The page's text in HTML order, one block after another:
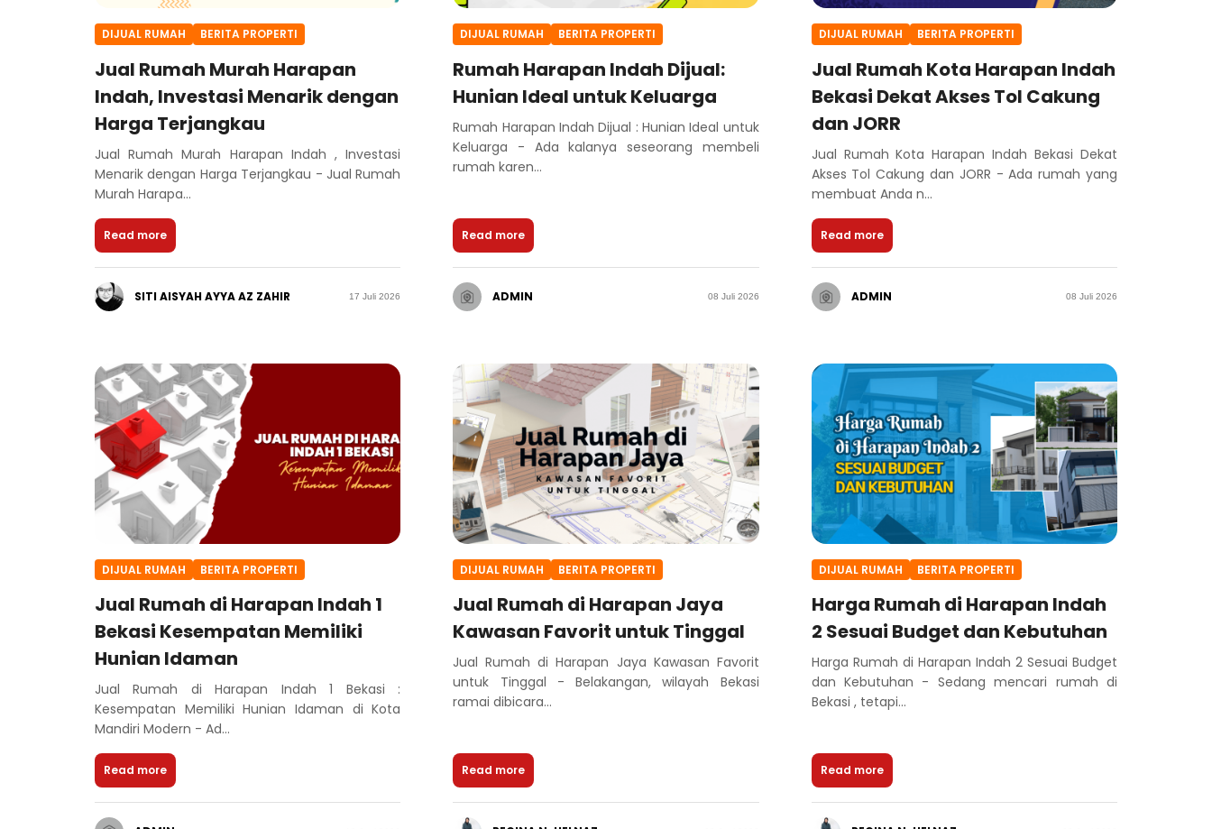
DIJUAL RUMAH BERITA PROPERTI
Jual Rumah Murah Harapan
Indah, Investasi Menarik dengan
Harga Terjangkau
Jual Rumah Murah Harapan Indah , Investasi
Menarik dengan Harga Terjangkau - Jual Rumah
Murah Harapa...
Read more
SITI AISYAH AYYA AZ ZAHIR 17 Juli 2026
DIJUAL RUMAH BERITA PROPERTI
Rumah Harapan Indah Dijual:
Hunian Ideal untuk Keluarga
Rumah Harapan Indah Dijual : Hunian Ideal untuk
Keluarga - Ada kalanya seseorang membeli
rumah karen...
Read more
ADMIN 08 Juli 2026
DIJUAL RUMAH BERITA PROPERTI
Jual Rumah Kota Harapan Indah
Bekasi Dekat Akses Tol Cakung
dan JORR
Jual Rumah Kota Harapan Indah Bekasi Dekat
Akses Tol Cakung dan JORR - Ada rumah yang
membuat Anda n...
Read more
ADMIN 08 Juli 2026
DIJUAL RUMAH BERITA PROPERTI
Jual Rumah di Harapan Indah 1
Bekasi Kesempatan Memiliki
Hunian Idaman
Jual Rumah di Harapan Indah 1 Bekasi :
Kesempatan Memiliki Hunian Idaman di Kota
Mandiri Modern - Ad...
Read more
DIJUAL RUMAH BERITA PROPERTI
Jual Rumah di Harapan Jaya
Kawasan Favorit untuk Tinggal
Jual Rumah di Harapan Jaya Kawasan Favorit
untuk Tinggal - Belakangan, wilayah Bekasi
ramai dibicara...
Read more
DIJUAL RUMAH BERITA PROPERTI
Harga Rumah di Harapan Indah
2 Sesuai Budget dan Kebutuhan
Harga Rumah di Harapan Indah 2 Sesuai Budget
dan Kebutuhan - Sedang mencari rumah di
Bekasi , tetapi...
Read more